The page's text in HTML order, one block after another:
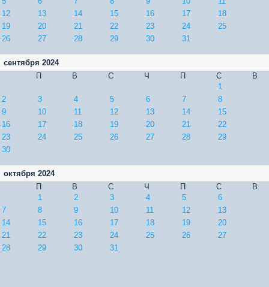
12
13 14 15 16 17
18
19
20 21 22 23 24
25
26
27 28 29 30 31
сентября 2024
П
В С Ч П С
В
1
2
3 4 5 6 7
8
9
10 11 12 13 14
15
16
17 18 19 20 21
22
23
24 25 26 27 28
29
30
октября 2024
П
В С Ч П С
В
1
2 3 4 5
6
7
8 9 10 11 12
13
14
15 16 17 18 19
20
21
22 23 24 25 26
27
28
29 30 31